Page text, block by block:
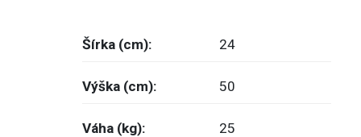
Šírka (cm): 24
Výška (cm): 50
Váha (kg): 25